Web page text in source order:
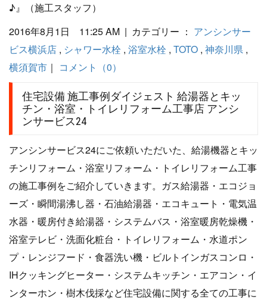
♪』（施工スタッフ）
2016年8月1日 11:25 AM | カテゴリー ： アンシンサー
ビス横浜店 , シャワー水栓 , 浴室水栓 , TOTO , 神奈川県 ,
横須賀市 ｜ コメント（0）
住宅設備 施工事例ダイジェスト 給湯器とキッ
チン・浴室・トイレリフォーム工事店 アンシ
ンサービス24
アンシンサービス24にご依頼いただいた、給湯機器とキッ
チンリフォーム・浴室リフォーム・トイレリフォーム工事
の施工事例をご紹介していきます。ガス給湯器・エコジョ
ーズ・瞬間湯沸し器・石油給湯器・エコキュート・電気温
水器・暖房付き給湯器・システムバス・浴室暖房乾燥機・
浴室テレビ・洗面化粧台・トイレリフォーム・水道ポン
プ・レンジフード・食器洗い機・ビルトインガスコンロ・
IHクッキングヒーター・システムキッチン・エアコン・イ
ンターホン・樹木伐採など住宅設備に関する全ての工事に